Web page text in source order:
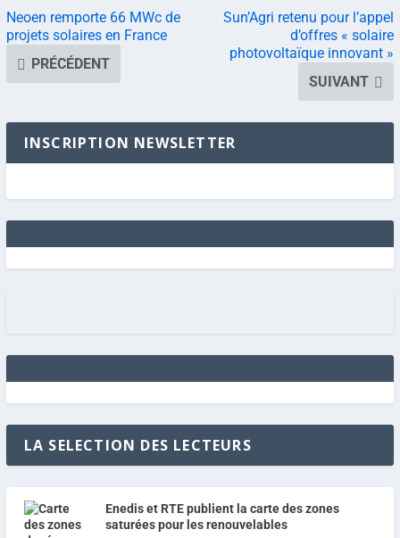
Neoen remporte 66 MWc de
projets solaires en France
PRÉCÉDENT
Sun’Agri retenu pour l’appel
d’offres « solaire
photovoltaïque innovant »
SUIVANT
INSCRIPTION NEWSLETTER
LA SELECTION DES LECTEURS
Enedis et RTE publient la carte des zones
saturées pour les renouvelables